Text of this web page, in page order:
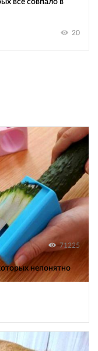
20
71225
непонятно